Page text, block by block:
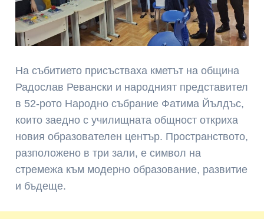
На събитието присъстваха кметът на община
Радослав Ревански и народният представител
в 52-рото Народно събрание Фатима Йълдъс,
които заедно с училищната общност откриха
новия образователен център. Пространството,
разположено в три зали, е символ на
стремежа към модерно образование, развитие
и бъдеще.